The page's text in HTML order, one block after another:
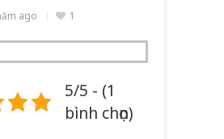
ago 1
5/5 - (1
bình chọn)